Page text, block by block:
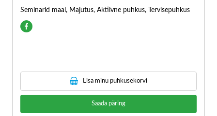
Seminarid maal, Majutus, Aktiivne puhkus, Tervisepuhkus
Lisa minu puhkusekorvi
Saada päring